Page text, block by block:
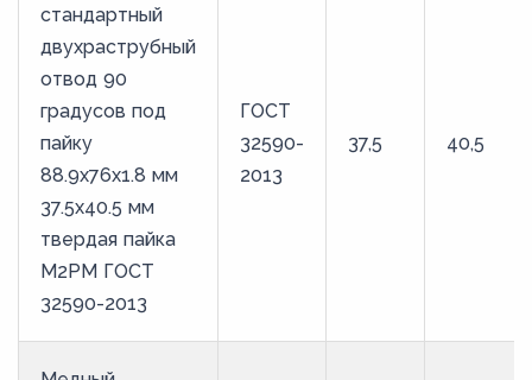
стандартный
двухраструбный
отвод 90
градусов под
пайку
88.9х76х1.8 мм
37.5х40.5 мм
твердая пайка
М2РМ ГОСТ
32590-2013
ГОСТ
32590-
2013
37,5 40,5